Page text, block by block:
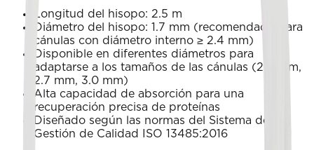
Longitud del hisopo: 2.5 m
Diámetro del hisopo: 1.7 mm (recomendado para
cánulas con diámetro interno ≥ 2.4 mm)
Disponible en diferentes diámetros para
adaptarse a los tamaños de las cánulas (2.0 mm,
2.7 mm, 3.0 mm)
Alta capacidad de absorción para una
recuperación precisa de proteínas
Diseñado según las normas del Sistema de
Gestión de Calidad ISO 13485:2016